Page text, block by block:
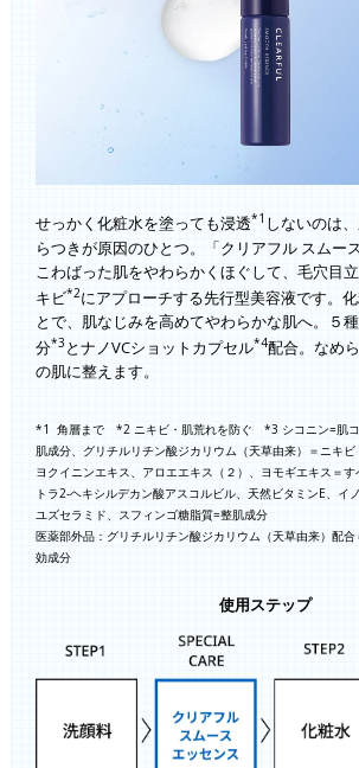
せっかく化粧水を塗っても浸透*1 しないのは
らつきが原因のひとつ。「クリアフル スムー
こわばった肌をやわらかくほぐして、毛穴目
キビ*2にアプローチする先行型美容液です。
とで、肌なじみを高めてやわらかな肌へ。５
分*3 とナノVCショットカプセル*4配合。なめ
の肌に整えます。
*1 角層まで *2 ニキビ・肌荒れを防ぐ *3 シコニン=肌コ
肌成分、グリチルリチン酸ジカリウム（天草由来）＝ニキビ
ヨクイニンエキス、アロエエキス（２）、ヨモギエキス＝
トラ2-ヘキシルデカン酸アスコルビル、天然ビタミンE、イ
ユズセラミド、スフィンゴ糖脂質=整肌成分
医薬部外品：グリチルリチン酸ジカリウム（天草由来）配
効成分
使用ステップ